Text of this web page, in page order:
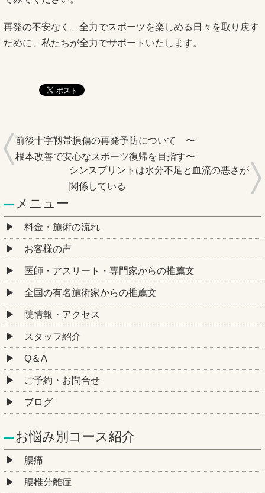
再発の不安なく、全力でスポーツを楽しめる日々を取り戻す
ために、私たちが全力でサポートいたします。
前後十字靱帯損傷の再発予防について 〜
根本改善で安心なスポーツ復帰を目指す〜
シンスプリントは水分不足と血流の悪さが
関係している
メニュー
料金・施術の流れ
お客様の声
医師・アスリート・専門家からの推薦文
全国の有名施術家からの推薦文
院情報・アクセス
スタッフ紹介
Q＆A
ご予約・お問合せ
ブログ
お悩み別コース紹介
腰痛
腰椎分離症